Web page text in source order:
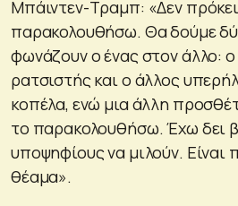
Μπάιντεν-Τραμπ: «Δεν
παρακολουθήσω. Θα δούμε
φωνάζουν ο ένας στον άλλο: ο
ρατσιστής και ο άλλος
κοπέλα, ενώ μια άλλη
το παρακολουθήσω. Έχω δει
υποψηφίους να μιλούν. Είναι
θέαμα».